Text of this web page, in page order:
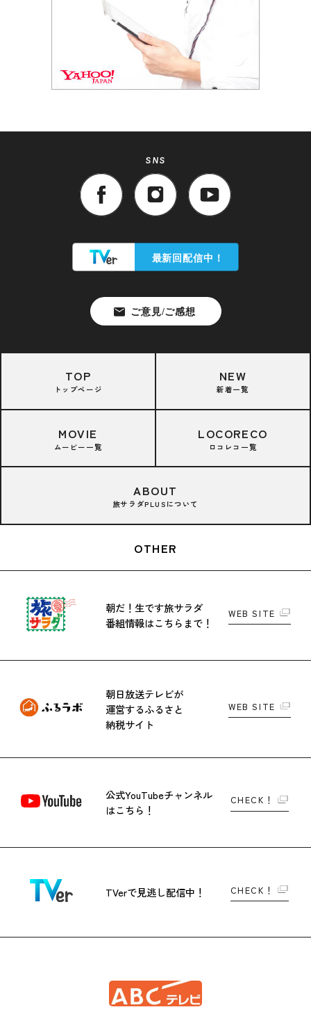
SNS
TOP
トップページ
NEW
新着一覧
MOVIE
ムービー一覧
LOCORECO
ロコレコ一覧
ABOUT
旅サラダPLUSについて
OTHER
朝だ！生です旅サラダ
番組情報はこちらまで！
WEB SITE
朝日放送テレビが
運営するふるさと
納税サイト
WEB SITE
公式YouTubeチャンネル
はこちら！
CHECK！
TVerで見逃し配信中！ CHECK！